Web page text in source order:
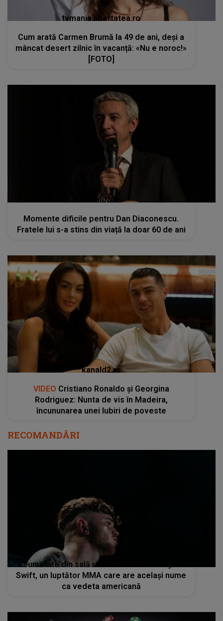
tvmania.libertatea.ro
Cum arată Carmen Brumă la 49 de ani, deși a
mâncat desert zilnic în vacanță: «Nu e noroc!»
[FOTO]
kanald2.ro
Momente dificile pentru Dan Diaconescu.
Fratele lui s-a stins din viață la doar 60 de ani
kanald2.ro
VIDEO Cristiano Ronaldo și Georgina
Rodriguez: Nunta de vis în Madeira,
încununarea unei Iubiri de poveste
RECOMANDĂRI
"Jumătate din sală râde". Calvarul lui Taylor
Swift, un luptător MMA care are acelaşi nume
ca vedeta americană